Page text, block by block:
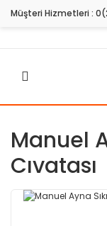
Müşteri Hizmetleri :
Manuel
Cıvatası